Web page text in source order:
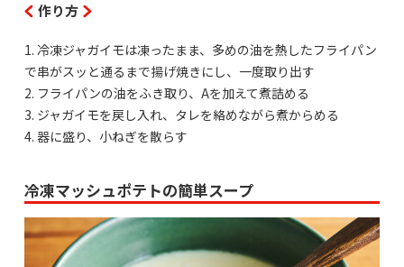
作り方
1. 冷凍ジャガイモは凍ったまま、多めの油を熱したフライパン
で串がスッと通るまで揚げ焼きにし、一度取り出す
2. フライパンの油をふき取り、Aを加えて煮詰める
3. ジャガイモを戻し入れ、タレを絡めながら煮からめる
4. 器に盛り、小ねぎを散らす
冷凍マッシュポテトの簡単スープ